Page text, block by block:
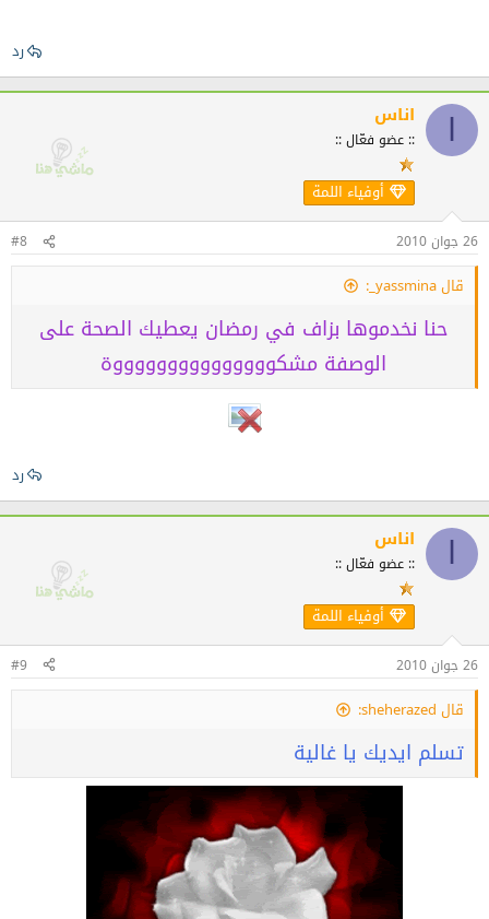
رد
اناس
:: عضو فعّال ::
أوفياء اللمة
26 جوان 2010 #8
قال yassmina_:
حنا نخدموها بزاف في رمضان يعطيك الصحة على
الوصفة مشكوووووووووووووووة
رد
اناس
:: عضو فعّال ::
أوفياء اللمة
26 جوان 2010 #9
قال sheherazed:
تسلم ايديك يا غالية